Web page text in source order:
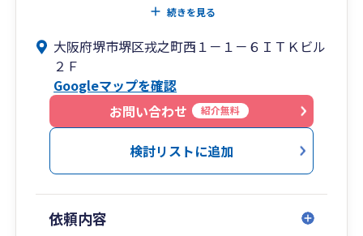
界の中で、30代での開業以来、親しみやすさと柔
私たちは単なる税務申告の代行者ではなく、顧問
先の皆様が直面する経営課題に対し、常に「一歩
先」を行く提案ができる組織を目指しています 。
私たちが大切にしている3つの価値観
1. 徹底した「クイックレスポンス」と正確性
かりやすく、そして正確に対応することで、経営
続きを見る
大阪府堺市堺区戎之町西１－１－６ＩＴＫビル
２Ｆ
Googleマップを確認
お問い合わせ
紹介無料
検討リストに追加
依頼内容